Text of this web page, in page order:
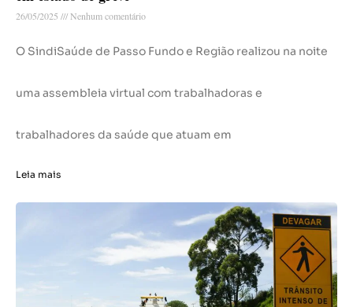
26/05/2025 Nenhum comentário
O SindiSaúde de Passo Fundo e Região realizou na noite
uma assembleia virtual com trabalhadoras e
trabalhadores da saúde que atuam em
Leia mais